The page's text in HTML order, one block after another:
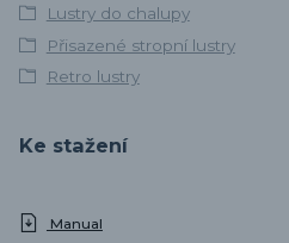
Lustry do chalupy
Přisazené stropní lustry
Retro lustry
Ke stažení
Manual